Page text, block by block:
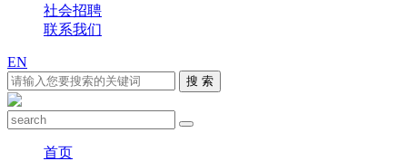
社会招聘
联系我们
EN
搜 索
首页